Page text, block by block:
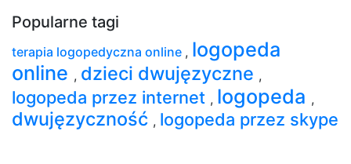
Popularne tagi
terapia logopedyczna online , logopeda
online , dzieci dwujęzyczne ,
logopeda przez internet , logopeda ,
dwujęzyczność , logopeda przez skype